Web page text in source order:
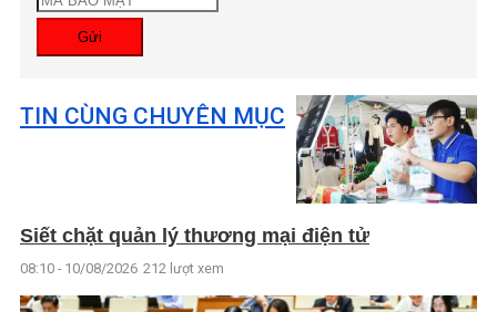
Gửi
TIN CÙNG CHUYÊN MỤC
Siết chặt quản lý thương mại điện tử
08:10 - 10/08/2026 212 lượt xem